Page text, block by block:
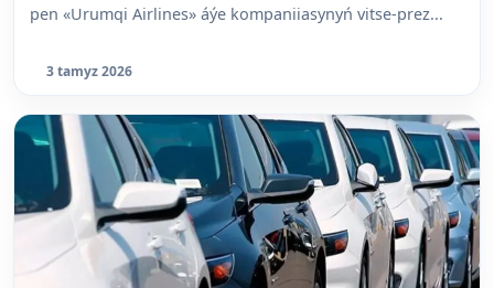
pen «Urumqi Airlines» áýe kompaniiasynyń vitse-prez...
3 tamyz 2026